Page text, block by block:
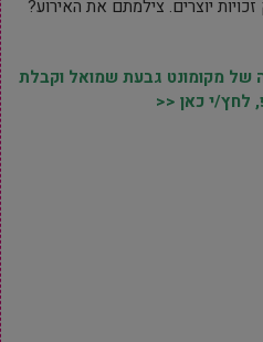
סעיף 27א’ לחוק זכויות יוצרים. צילמתם את האירוע?
של מקומונט גבעת שמואל וקבלת
לחץ/י כאן <<